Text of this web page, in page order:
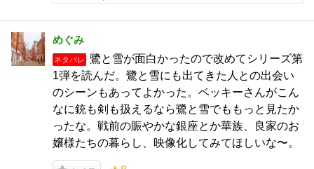
めぐみ
ネタバレ
鷺と雪が面白かったので改めてシリーズ第
1弾を読んだ。鷺と雪にも出てきた人との出会い
のシーンもあってよかった。ベッキーさんがこん
なに銃も剣も扱えるなら鷺と雪でももっと見たか
ったな。戦前の賑やかな銀座とか華族、良家のお
嬢様たちの暮らし、映像化してみてほしいな〜。